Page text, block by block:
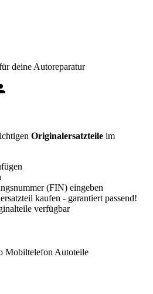
deine Autoreparatur
Originalersatzteile im
(FIN) eingeben
kaufen - garantiert passend!
verfügbar